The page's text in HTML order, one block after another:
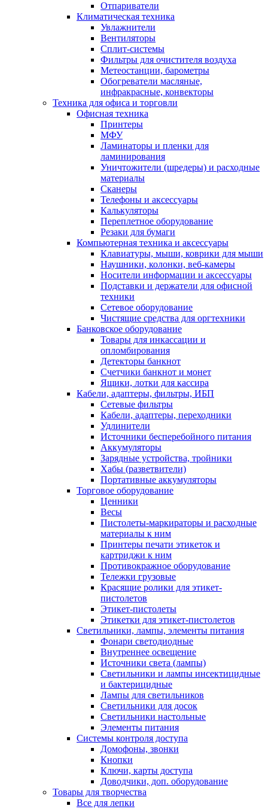
Отпариватели
Климатическая техника
Увлажнители
Вентиляторы
Сплит-системы
Фильтры для очистителя воздуха
Метеостанции, барометры
Обогреватели масляные,
инфракрасные, конвекторы
Техника для офиса и торговли
Офисная техника
Принтеры
МФУ
Ламинаторы и пленки для
ламинирования
Уничтожители (шредеры) и расходные
материалы
Сканеры
Телефоны и аксессуары
Калькуляторы
Переплетное оборудование
Резаки для бумаги
Компьютерная техника и аксессуары
Клавиатуры, мыши, коврики для мыши
Наушники, колонки, веб-камеры
Носители информации и аксессуары
Подставки и держатели для офисной
техники
Сетевое оборудование
Чистящие средства для оргтехники
Банковское оборудование
Товары для инкассации и
опломбирования
Детекторы банкнот
Счетчики банкнот и монет
Ящики, лотки для кассира
Кабели, адаптеры, фильтры, ИБП
Сетевые фильтры
Кабели, адаптеры, переходники
Удлинители
Источники бесперебойного питания
Аккумуляторы
Зарядные устройства, тройники
Хабы (разветвители)
Портативные аккумуляторы
Торговое оборудование
Ценники
Весы
Пистолеты-маркираторы и расходные
материалы к ним
Принтеры печати этикеток и
картриджи к ним
Противокражное оборудование
Тележки грузовые
Красящие ролики для этикет-
пистолетов
Этикет-пистолеты
Этикетки для этикет-пистолетов
Светильники, лампы, элементы питания
Фонари светодиодные
Внутреннее освещение
Источники света (лампы)
Светильники и лампы инсектицидные
и бактерицидные
Лампы для светильников
Светильники для досок
Светильники настольные
Элементы питания
Системы контроля доступа
Домофоны, звонки
Кнопки
Ключи, карты доступа
Доводчики, доп. оборудование
Товары для творчества
Все для лепки